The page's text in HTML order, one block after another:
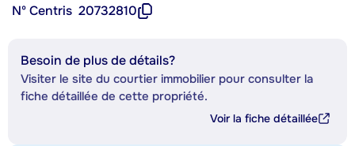
Nº Centris 20732810
Besoin de plus de détails?
Visiter le site du courtier immobilier pour consulter la
fiche détaillée de cette propriété.
Voir la fiche détaillée